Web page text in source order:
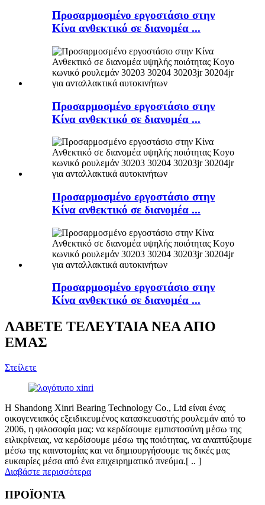
Προσαρμοσμένο εργοστάσιο στην
Κίνα ανθεκτικό σε διανομέα ...
Προσαρμοσμένο εργοστάσιο στην
Κίνα ανθεκτικό σε διανομέα ...
Προσαρμοσμένο εργοστάσιο στην
Κίνα ανθεκτικό σε διανομέα ...
Προσαρμοσμένο εργοστάσιο στην
Κίνα ανθεκτικό σε διανομέα ...
ΛΑΒΕΤΕ ΤΕΛΕΥΤΑΙΑ ΝΕΑ ΑΠΟ
ΕΜΑΣ
Στείλετε
Η Shandong Xinri Bearing Technology Co., Ltd είναι ένας
οικογενειακός εξειδικευμένος κατασκευαστής ρουλεμάν από το
2006, η φιλοσοφία μας: να κερδίσουμε εμπιστοσύνη μέσω της
ειλικρίνειας, να κερδίσουμε μέσω της ποιότητας, να αναπτύξουμε
μέσω της καινοτομίας και να δημιουργήσουμε τις δικές μας
ευκαιρίες μέσα από ένα επιχειρηματικό πνεύμα.[ .. ]
Διαβάστε περισσότερα
ΠΡΟΪΟΝΤΑ